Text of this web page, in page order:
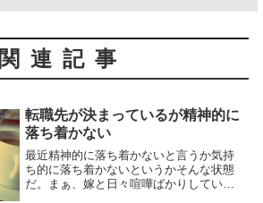
関連記事
転職先が決まっているが精神的に
落ち着かない
最近精神的に落ち着かないと言うか気持
ち的に落ち着かないというかそんな状態
だ。まぁ、嫁と日々喧嘩ばかりしている